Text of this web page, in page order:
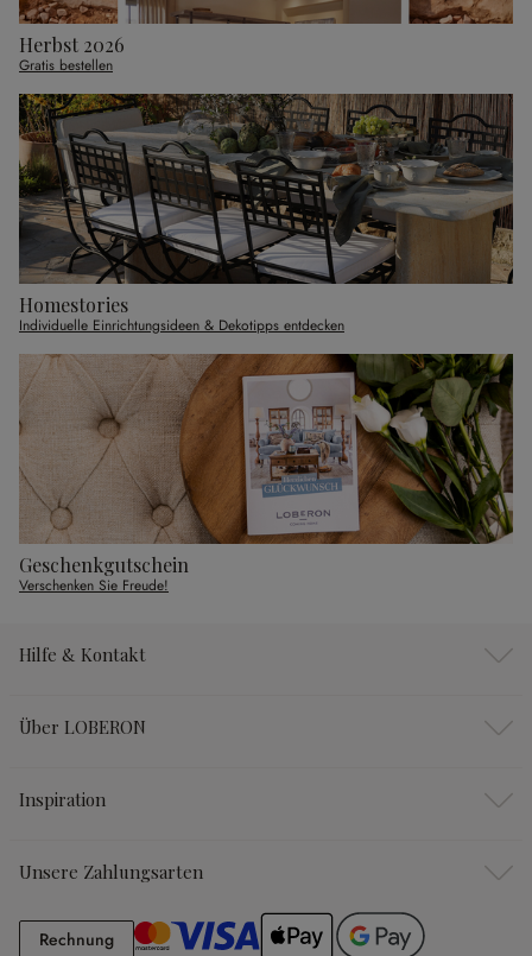
Herbst 2026
Gratis bestellen
Homestories
Individuelle Einrichtungsideen & Dekotipps entdecken
Geschenkgutschein
Verschenken Sie Freude!
Hilfe & Kontakt
Über LOBERON
Inspiration
Unsere Zahlungsarten
RechnungRechnung